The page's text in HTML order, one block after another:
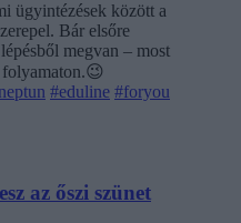
ügyintézések között a
Bár elsőre
megvan – most
#eduline #foryou
az őszi szünet